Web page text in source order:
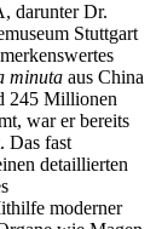
darunter Dr.
Stuttgart
minuta aus China
245 Millionen
war er bereits
Das fast
detaillierten
moderner